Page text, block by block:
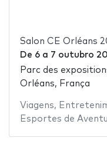
Salon CE Orléans
De 6a 7 outubro
Parc des
Orléans, França
Viagens,
Esportes de